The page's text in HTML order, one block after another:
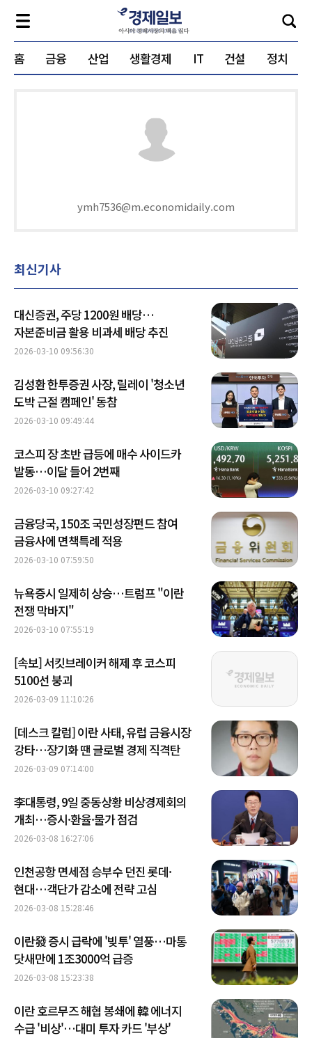
홈 금융 산업 생활경제 IT 건설 정치
ymh7536@m.economidaily.com
최신기사
대신증권, 주당 1200원 배당…
자본준비금 활용 비과세 배당 추진
2026-03-10 09:56:30
김성환 한투증권 사장, 릴레이 '청소년
도박 근절 캠페인' 동참
2026-03-10 09:49:44
코스피 장 초반 급등에 매수 사이드카
발동…이달 들어 2번째
2026-03-10 09:27:42
금융당국, 150조 국민성장펀드 참여
금융사에 면책특례 적용
2026-03-10 07:59:50
뉴욕증시 일제히 상승…트럼프 "이란
전쟁 막바지"
2026-03-10 07:55:19
[속보] 서킷브레이커 해제 후 코스피
5100선 붕괴
2026-03-09 11:10:26
[데스크 칼럼] 이란 사태, 유럽 금융시장
강타…장기화 땐 글로벌 경제 직격탄
2026-03-09 07:14:00
李대통령, 9일 중동상황 비상경제회의
개최…증시·환율·물가 점검
2026-03-08 16:27:06
인천공항 면세점 승부수 던진 롯데·
현대…객단가 감소에 전략 고심
2026-03-08 15:28:46
이란發 증시 급락에 '빚투' 열풍…마통
닷새만에 1조3000억 급증
2026-03-08 15:23:38
이란 호르무즈 해협 봉쇄에 韓 에너지
수급 '비상'…대미 투자 카드 '부상'